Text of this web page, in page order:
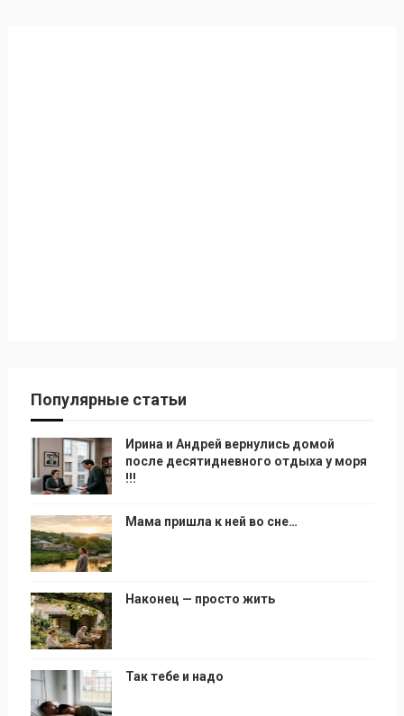
Популярные статьи
Ирина и Андрей вернулись домой
после десятидневного отдыха у моря
!!!
Мама пришла к ней во сне…
Наконец — просто жить
Так тебе и надо